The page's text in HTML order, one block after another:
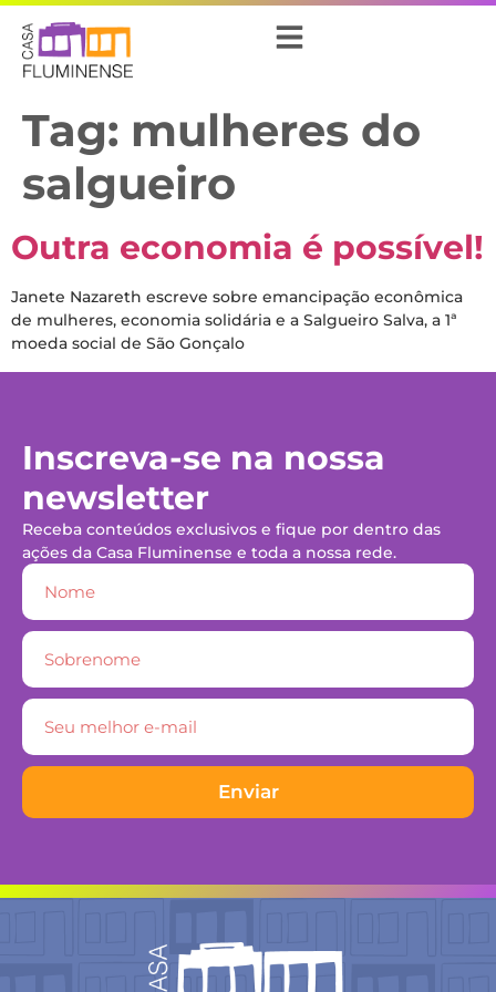
Tag: mulheres do
salgueiro
Outra economia é possível!
Janete Nazareth escreve sobre emancipação econômica
de mulheres, economia solidária e a Salgueiro Salva, a 1ª
moeda social de São Gonçalo
Inscreva-se na nossa
newsletter
Receba conteúdos exclusivos e fique por dentro das
ações da Casa Fluminense e toda a nossa rede.
Enviar